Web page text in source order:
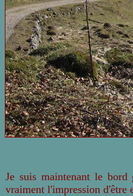
Je suis maintenant le bord
vraiment l'impression d'être